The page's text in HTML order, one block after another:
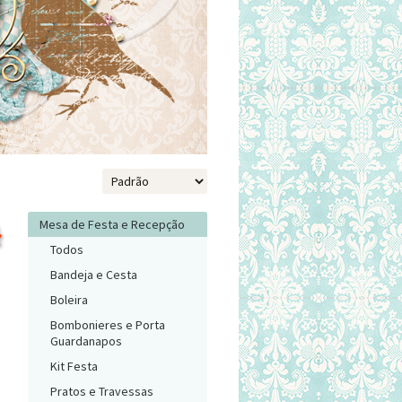
Mesa de Festa e Recepção
Todos
Bandeja e Cesta
Boleira
Bombonieres e Porta
Guardanapos
Kit Festa
Pratos e Travessas